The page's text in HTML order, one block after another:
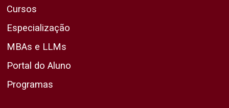
Cursos
Especialização
MBAs e LLMs
Portal do Aluno
Programas